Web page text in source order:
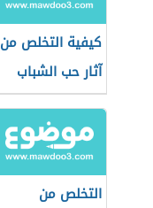
كيفية التخلص من
آثار حب الشباب
التخلص من